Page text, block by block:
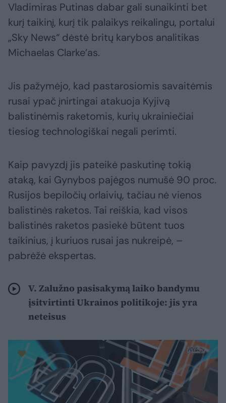
Vladimiras Putinas dabar gali sunaikinti bet
kurį taikinį, kurį tik palaikys reikalingu, portalui
„Sky News“ dėstė britų karybos analitikas
Michaelas Clarke’as.
Jis pažymėjo, kad pastarosiomis savaitėmis
rusai ypač įnirtingai atakuoja Kyjivą
balistinėmis raketomis, kurių ukrainiečiai
tiesiog technologiškai negali perimti.
Kaip pavyzdį jis pateikė paskutinę tokią
ataką, kai Gynybos pajėgos numušė 90 proc.
Rusijos bepiločių orlaivių, tačiau nė vienos
balistinės raketos. Tai reiškia, kad visos
balistinės raketos pasiekė būtent tuos
taikinius, į kuriuos rusai jas nukreipė, –
pabrėžė ekspertas.
V. Zalužno pasisakymą laiko bandymu
įsitvirtinti Ukrainos politikoje: jis yra
neteisus